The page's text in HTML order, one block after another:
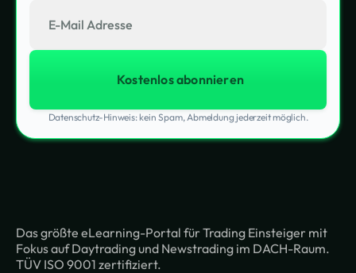
Datenschutz-Hinweis: kein Spam, Abmeldung jederzeit möglich.
Das größte eLearning-Portal für Trading Einsteiger mit
Fokus auf Daytrading und Newstrading im DACH-Raum.
TÜV ISO 9001 zertifiziert.